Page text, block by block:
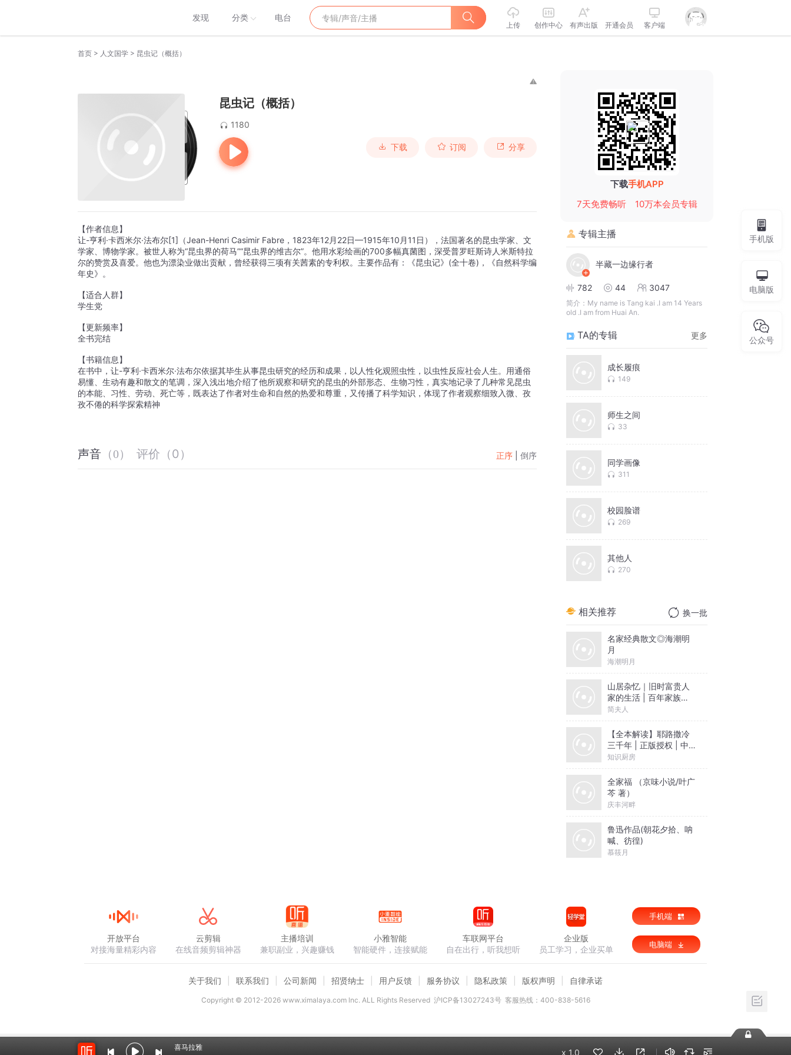
发现 分类 电台
上传 创作中心 有声出版 开通会员 客户端
首页 > 人文国学 > 昆虫记（概括）
昆虫记（概括）
1180
下载 订阅 分享
【作者信息】
让-亨利·卡西米尔·法布尔[1]（Jean-Henri Casimir Fabre，1823年12月22日—1915年10月11日），法国著名的昆虫学家、文
学家、博物学家。被世人称为“昆虫界的荷马”“昆虫界的维吉尔”。他用水彩绘画的700多幅真菌图，深受普罗旺斯诗人米斯特拉
尔的赞赏及喜爱。他也为漂染业做出贡献，曾经获得三项有关茜素的专利权。主要作品有：《昆虫记》(全十卷)，《自然科学编
年史》。
【适合人群】
学生党
【更新频率】
全书完结
【书籍信息】
在书中，让-亨利·卡西⽶尔·法布尔依据其毕⽣从事昆⾍研究的经历和成果，以⼈性化观照⾍性，以⾍性反应社会⼈⽣。⽤通俗
易懂、⽣动有趣和散⽂的笔调，深⼊浅出地介绍了他所观察和研究的昆⾍的外部形态、⽣物习性，真实地记录了⼏种常见昆⾍
的本能、习性、劳动、死亡等，既表达了作者对⽣命和⾃然的热爱和尊重，⼜传播了科学知识，体现了作者观察细致⼊微、孜
孜不倦的科学探索精神
声音 （0） 评价 （0 ） 正序 倒序
下载手机APP
7天免费畅听
10万本会员专辑
专辑主播
半藏一边缘行者
782 44 3047
简介： My name is Tang kai .I am 14 Years
old .I am from Huai An.
TA的专辑 更多
成长履痕
149
师生之间
33
同学画像
311
校园脸谱
269
其他人
270
相关推荐 换一批
名家经典散文◎海潮明
月
海潮明月
山居杂忆｜旧时富贵人
家的生活 | 百年家族记
忆
简夫人
【全本解读】耶路撒冷
三千年 | 正版授权 | 中
东 | 巴以冲突 | 巴勒斯
知识厨房
知识厨房
全家福 （京味小说/叶广
芩 著）
庆丰河畔
鲁迅作品(朝花夕拾、呐
喊、彷徨)
慕筱月
手机版
电脑版
公众号
喜马拉雅
x 1.0
开放平台
对接海量精彩内容
云剪辑
在线音频剪辑神器
主播培训
兼职副业，兴趣赚钱
小雅智能
智能硬件，连接赋能
车联网平台
自在出行，听我想听
企业版
员工学习，企业买单
手机端
电脑端
关于我们 联系我们 公司新闻 招贤纳士 用户反馈 服务协议 隐私政策 版权声明 自律承诺
Copyright © 2012-2026www.ximalaya.com lnc. ALL Rights Reserved 沪ICP备13027243号 客服热线：400-838-5616